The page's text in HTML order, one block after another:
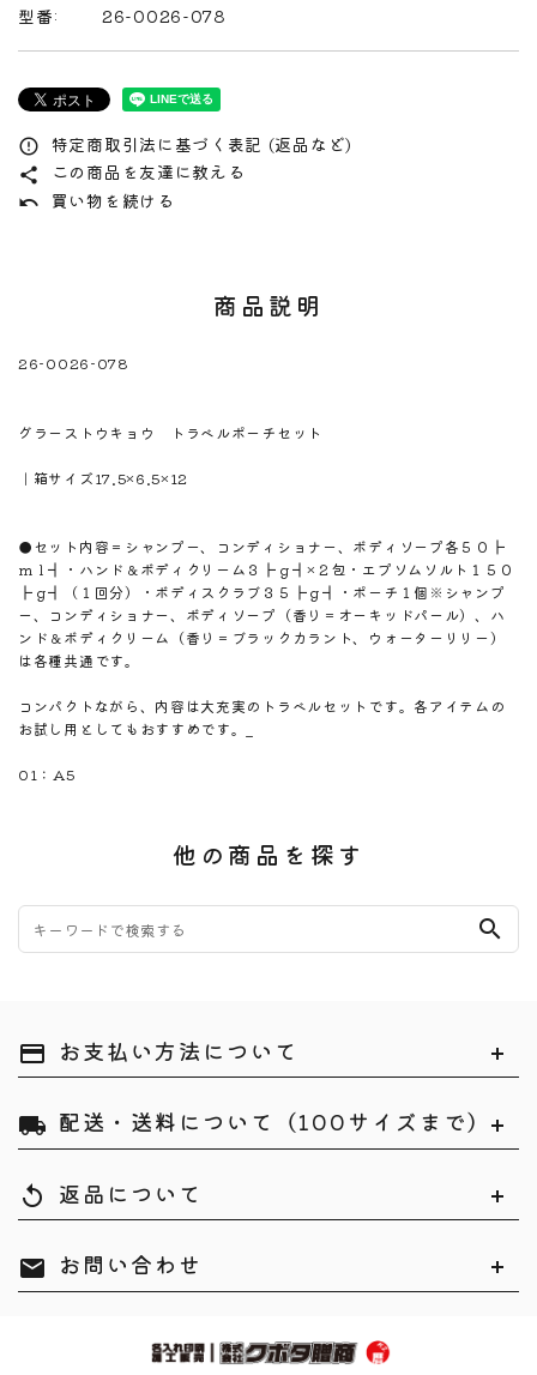
型番: 26-0026-078
error_outline 特定商取引法に基づく表記 (返品など)
share この商品を友達に教える
undo 買い物を続ける
商品説明
26-0026-078
グラーストウキョウ トラベルポーチセット
｜箱サイズ17.5×6.5×12
●セット内容＝シャンプー、コンディショナー、ボディソープ各５０┣
ｍｌ┫・ハンド＆ボディクリーム３┣ｇ┫×２包・エプソムソルト１５０
┣ｇ┫（１回分）・ボディスクラブ３５┣ｇ┫・ポーチ１個※シャンプ
ー、コンディショナー、ボディソープ（香り＝オーキッドパール）、ハ
ンド＆ボディクリーム（香り＝ブラックカラント、ウォーターリリー）
は各種共通です。
コンパクトながら、内容は大充実のトラベルセットです。各アイテムの
お試し用としてもおすすめです。_
01：A5
他の商品を探す
search
payment お支払い方法について
local_shipping 配送・送料について（100サイズまで）
replay 返品について
mail お問い合わせ